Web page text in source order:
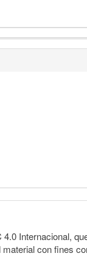
Internacional,
con fines